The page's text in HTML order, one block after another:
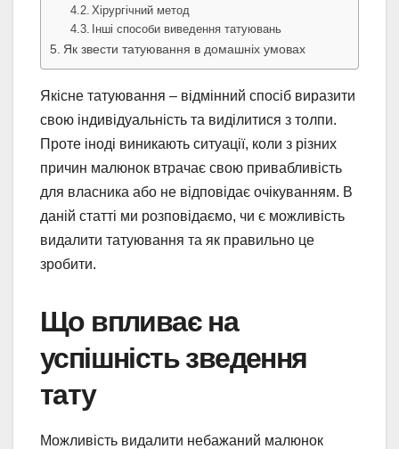
Хірургічний метод
Інші способи виведення татуювань
Як звести татуювання в домашніх умовах
Якісне татуювання – відмінний спосіб виразити
свою індивідуальність та виділитися з толпи.
Проте іноді виникають ситуації, коли з різних
причин малюнок втрачає свою привабливість
для власника або не відповідає очікуванням. В
даній статті ми розповідаємо, чи є можливість
видалити татуювання та як правильно це
зробити.
Що впливає на
успішність зведення
тату
Можливість видалити небажаний малюнок